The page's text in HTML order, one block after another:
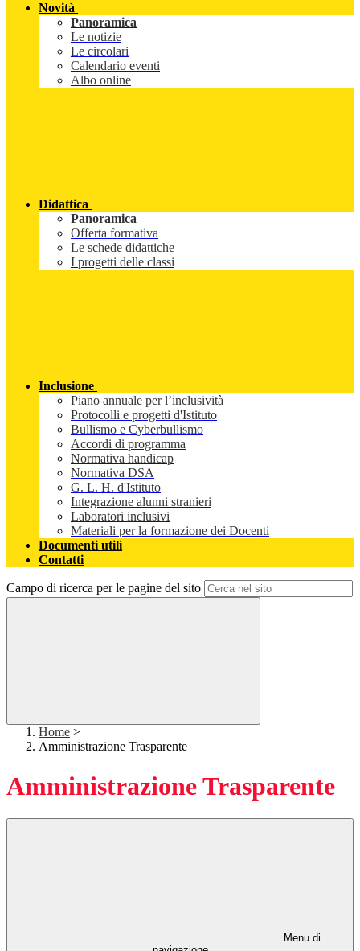
Novità
Panoramica
Le notizie
Le circolari
Calendario eventi
Albo online
Didattica
Panoramica
Offerta formativa
Le schede didattiche
I progetti delle classi
Inclusione
Piano annuale per l’inclusività
Protocolli e progetti d'Istituto
Bullismo e Cyberbullismo
Accordi di programma
Normativa handicap
Normativa DSA
G. L. H. d'Istituto
Integrazione alunni stranieri
Laboratori inclusivi
Materiali per la formazione dei Docenti
Documenti utili
Contatti
Campo di ricerca per le pagine del sito
Home >
Amministrazione Trasparente
Amministrazione Trasparente
Menu di